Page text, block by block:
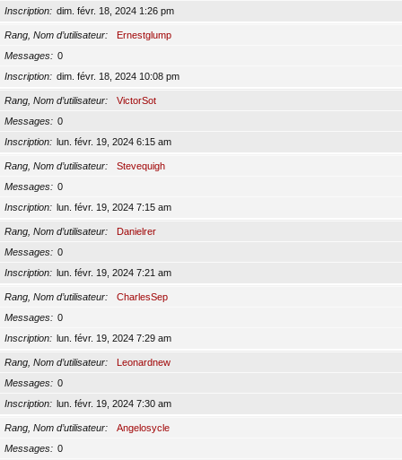
Inscription
dim. févr. 18, 2024 1:26 pm
Rang, Nom d’utilisateur
Ernestglump
Messages
0
Inscription
dim. févr. 18, 2024 10:08 pm
Rang, Nom d’utilisateur
VictorSot
Messages
0
Inscription
lun. févr. 19, 2024 6:15 am
Rang, Nom d’utilisateur
Stevequigh
Messages
0
Inscription
lun. févr. 19, 2024 7:15 am
Rang, Nom d’utilisateur
Danielrer
Messages
0
Inscription
lun. févr. 19, 2024 7:21 am
Rang, Nom d’utilisateur
CharlesSep
Messages
0
Inscription
lun. févr. 19, 2024 7:29 am
Rang, Nom d’utilisateur
Leonardnew
Messages
0
Inscription
lun. févr. 19, 2024 7:30 am
Rang, Nom d’utilisateur
Angelosycle
Messages
0